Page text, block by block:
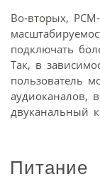
Во-вторых,
подключать
Так, в
пользователь
аудиоканалов,
двуканальный
Питание